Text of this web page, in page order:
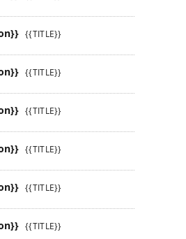
{{TITLE}}
{{TITLE}}
{{TITLE}}
{{TITLE}}
{{TITLE}}